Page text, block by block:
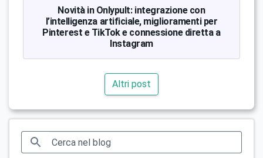
Novità in Onlypult: integrazione con
l’intelligenza artificiale, miglioramenti per
Pinterest e TikTok e connessione diretta a
Instagram
Altri post